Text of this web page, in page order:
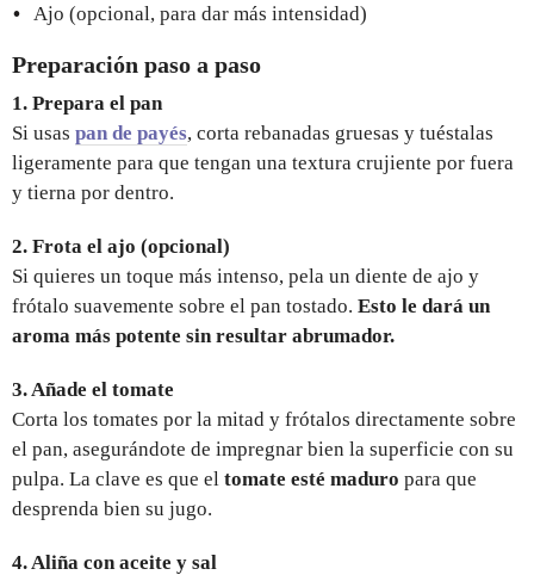
Ajo (opcional, para dar más intensidad)
Preparación paso a paso
1. Prepara el pan
Si usas pan de payés, corta rebanadas gruesas y tuéstalas
ligeramente para que tengan una textura crujiente por fuera
y tierna por dentro.
2. Frota el ajo (opcional)
Si quieres un toque más intenso, pela un diente de ajo y
frótalo suavemente sobre el pan tostado. Esto le dará un
aroma más potente sin resultar abrumador.
3. Añade el tomate
Corta los tomates por la mitad y frótalos directamente sobre
el pan, asegurándote de impregnar bien la superficie con su
pulpa. La clave es que el tomate esté maduro para que
desprenda bien su jugo.
4. Aliña con aceite y sal